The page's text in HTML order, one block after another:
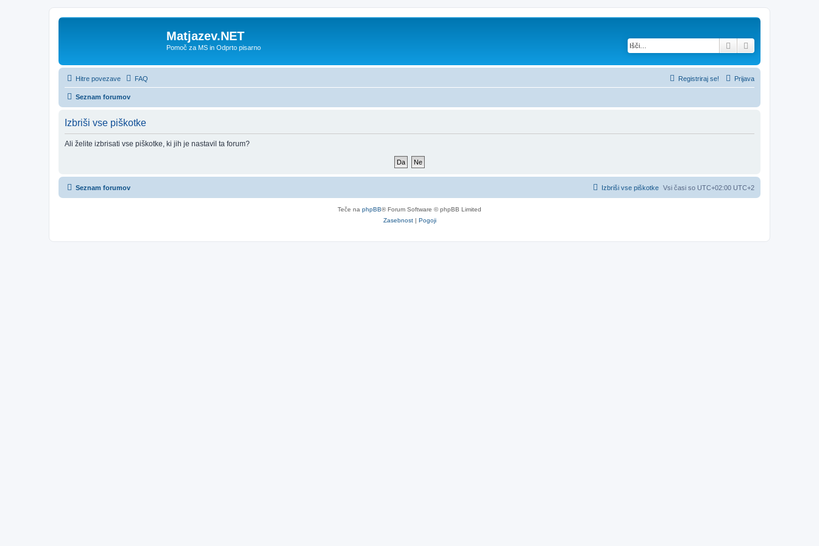
Matjazev.NET
Pomoč za MS in Odprto pisarno Iskanje
Hitre povezave FAQ Prijava
Registriraj se!
Seznam forumov
Izbriši vse piškotke
Ali želite izbrisati vse piškotke, ki jih je nastavil ta forum?
Seznam forumov Vsi časi so UTC+02:00 UTC+2
Izbriši vse piškotke
Teče na phpBB® Forum Software © phpBB Limited
Zasebnost| Pogoji